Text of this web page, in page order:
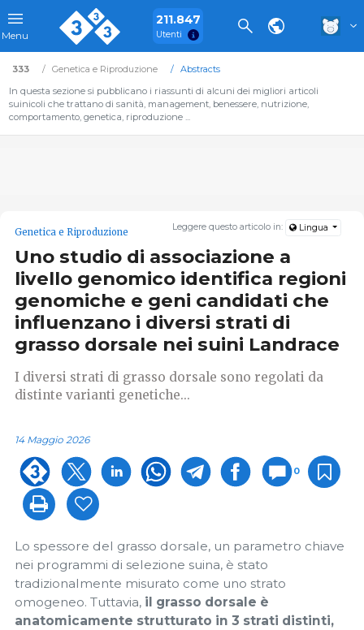
Menu
211.847
Utenti
333 Genetica e Riproduzione
Abstracts
In questa sezione si pubblicano i riassunti di alcuni dei migliori articoli
suinicoli che trattano di sanità, management, benessere, nutrizione,
comportamento, genetica, riproduzione ...
Leggere questo articolo in: Lingua
Genetica e Riproduzione
Uno studio di associazione a
livello genomico identifica regioni
genomiche e geni candidati che
influenzano i diversi strati di
grasso dorsale nei suini Landrace
I diversi strati di grasso dorsale sono regolati da
distinte varianti genetiche...
14 Maggio 2026
0
Lo spessore del grasso dorsale, un parametro chiave
nei programmi di selezione suina, è stato
tradizionalmente misurato come uno strato
omogeneo. Tuttavia, il grasso dorsale è
anatomicamente strutturato in 3 strati distinti,